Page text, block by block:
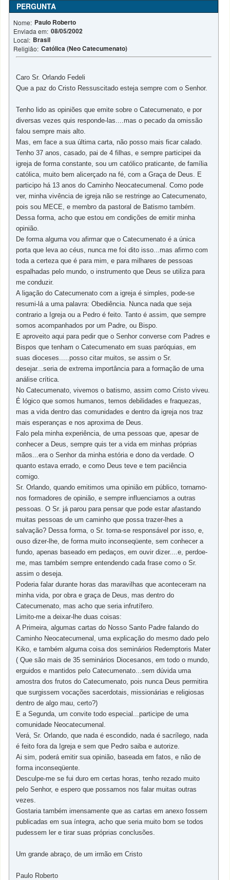
PERGUNTA
Nome: Paulo Roberto
Enviada em: 08/05/2002
Local: Brasil
Religião: Católica (Neo Catecumenato)
Caro Sr. Orlando Fedeli
Que a paz do Cristo Ressuscitado esteja sempre com o Senhor.
Tenho lido as opiniões que emite sobre o Catecumenato, e por
diversas vezes quis responde-las....mas o pecado da omissão
falou sempre mais alto.
Mas, em face a sua última carta, não posso mais ficar calado.
Tenho 37 anos, casado, pai de 4 filhas, e sempre participei da
igreja de forma constante, sou um católico praticante, de família
católica, muito bem alicerçado na fé, com a Graça de Deus. E
participo há 13 anos do Caminho Neocatecumenal. Como pode
ver, minha vivência de igreja não se restringe ao Catecumenato,
pois sou MECE, e membro da pastoral de Batismo também.
Dessa forma, acho que estou em condições de emitir minha
opinião.
De forma alguma vou afirmar que o Catecumenato é a única
porta que leva ao céus, nunca me foi dito isso...mas afirmo com
toda a certeza que é para mim, e para milhares de pessoas
espalhadas pelo mundo, o instrumento que Deus se utiliza para
me conduzir.
A ligação do Catecumenato com a igreja é simples, pode-se
resumi-lá a uma palavra: Obediência. Nunca nada que seja
contrario a Igreja ou a Pedro é feito. Tanto é assim, que sempre
somos acompanhados por um Padre, ou Bispo.
E aproveito aqui para pedir que o Senhor converse com Padres e
Bispos que tenham o Catecumenato em suas paróquias, em
suas dioceses.....posso citar muitos, se assim o Sr.
desejar...seria de extrema importância para a formação de uma
análise crítica.
No Catecumenato, vivemos o batismo, assim como Cristo viveu.
É lógico que somos humanos, temos debilidades e fraquezas,
mas a vida dentro das comunidades e dentro da igreja nos traz
mais esperanças e nos aproxima de Deus.
Falo pela minha experiência, de uma pessoas que, apesar de
conhecer a Deus, sempre quis ter a vida em minhas próprias
mãos...era o Senhor da minha estória e dono da verdade. O
quanto estava errado, e como Deus teve e tem paciência
comigo.
Sr. Orlando, quando emitimos uma opinião em público, tornamo-
nos formadores de opinião, e sempre influenciamos a outras
pessoas. O Sr. já parou para pensar que pode estar afastando
muitas pessoas de um caminho que possa trazer-lhes a
salvação? Dessa forma, o Sr. torna-se responsável por isso, e,
ouso dizer-lhe, de forma muito inconseqüente, sem conhecer a
fundo, apenas baseado em pedaços, em ouvir dizer....e, perdoe-
me, mas também sempre entendendo cada frase como o Sr.
assim o deseja.
Poderia falar durante horas das maravilhas que aconteceram na
minha vida, por obra e graça de Deus, mas dentro do
Catecumenato, mas acho que seria infrutífero.
Limito-me a deixar-lhe duas coisas:
A Primeira, algumas cartas do Nosso Santo Padre falando do
Caminho Neocatecumenal, uma explicação do mesmo dado pelo
Kiko, e também alguma coisa dos seminários Redemptoris Mater
( Que são mais de 35 seminários Diocesanos, em todo o mundo,
erguidos e mantidos pelo Catecumenato...sem dúvida uma
amostra dos frutos do Catecumenato, pois nunca Deus permitira
que surgissem vocações sacerdotais, missionárias e religiosas
dentro de algo mau, certo?)
E a Segunda, um convite todo especial...participe de uma
comunidade Neocatecumenal.
Verá, Sr. Orlando, que nada é escondido, nada é sacrílego, nada
é feito fora da Igreja e sem que Pedro saiba e autorize.
Ai sim, poderá emitir sua opinião, baseada em fatos, e não de
forma inconseqüente.
Desculpe-me se fui duro em certas horas, tenho rezado muito
pelo Senhor, e espero que possamos nos falar muitas outras
vezes.
Gostaria também imensamente que as cartas em anexo fossem
publicadas em sua íntegra, acho que seria muito bom se todos
pudessem ler e tirar suas próprias conclusões.
Um grande abraço, de um irmão em Cristo
Paulo Roberto